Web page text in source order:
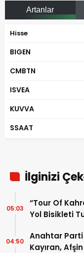
Artanlar
Hisse
BIGEN
CMBTN
ISVEA
KUVVA
SSAAT
İlginizi
“Tour Of
Yol Bisikleti
05:03
Anahtar Parti
Kayıran,
04:50